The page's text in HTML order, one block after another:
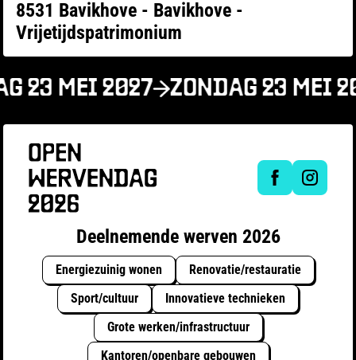
8531 Bavikhove - Bavikhove -
Vrijetijdspatrimonium
23 MEI 2027 ZONDAG 23 MEI
Deelnemende werven 2026
Energiezuinig wonen
Renovatie/restauratie
Sport/cultuur
Innovatieve technieken
Grote werken/infrastructuur
Kantoren/openbare gebouwen